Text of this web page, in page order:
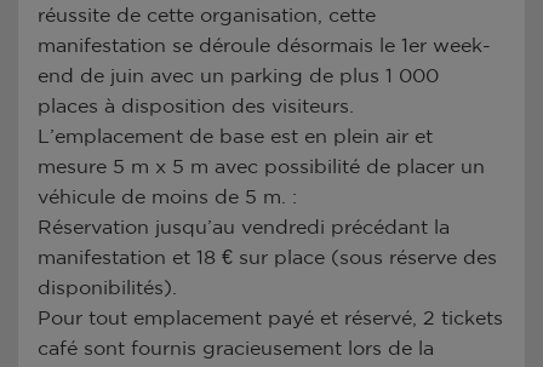
réussite de cette organisation, cette
manifestation se déroule désormais le 1er week-
end de juin avec un parking de plus 1 000
places à disposition des visiteurs.
L’emplacement de base est en plein air et
mesure 5 m x 5 m avec possibilité de placer un
véhicule de moins de 5 m. :
Réservation jusqu’au vendredi précédant la
manifestation et 18 € sur place (sous réserve des
disponibilités).
Pour tout emplacement payé et réservé, 2 tickets
café sont fournis gracieusement lors de la